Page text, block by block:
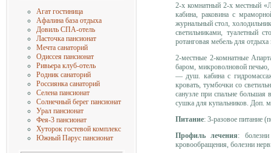
Агат гостиница
Афалина база отдыха
Довиль СПА-отель
Ласточка пансионат
Мечта санаторий
Одиссея пансионат
Ривьера клуб-отель
Родник санаторий
Россиянка санаторий
Селена пансионат
Солнечный берег пансионат
Урал пансионат
Фея-3 пансионат
Хуторок гостевой комплекс
Южный Парус пансионат
2-х комнатный 2-х местный
кабина, раковина с
журнальный стол,
светильниками, туалетный
ротанговая мебель для
2-местные 2-комнатные
баром, микроволновой
— душ. кабина с
кровать, тумбочки со
санузле при спальне
сушка для купальников. Доп.
Питание: 3-разовое питание
Профиль лечения:
кровообращения, болезни